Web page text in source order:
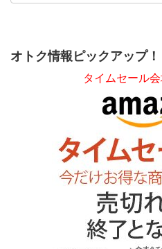
オトク情報ピックアップ！
タイムセール会